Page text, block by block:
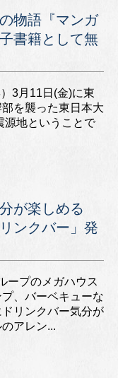
物語『マンガ
書籍として無
3月11日(金)に東
を襲った東日本大
源地ということで
が楽しめる
ンクバー」発
ープのメガハウス
、バーベキューな
リンクバー気分が
アレン...